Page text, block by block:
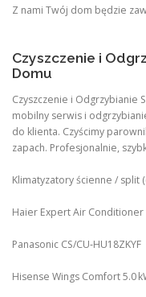
Z nami Twój dom będzie
Czyszczenie i
Domu
Czyszczenie i Odgrzybianie
mobilny serwis i
do klienta. Czyścimy
zapach. Profesjonalnie,
Klimatyzatory ścienne / split
Haier Expert Air Conditioner
Panasonic CS/CU‑HU18ZKYF
Hisense Wings Comfort 5.0